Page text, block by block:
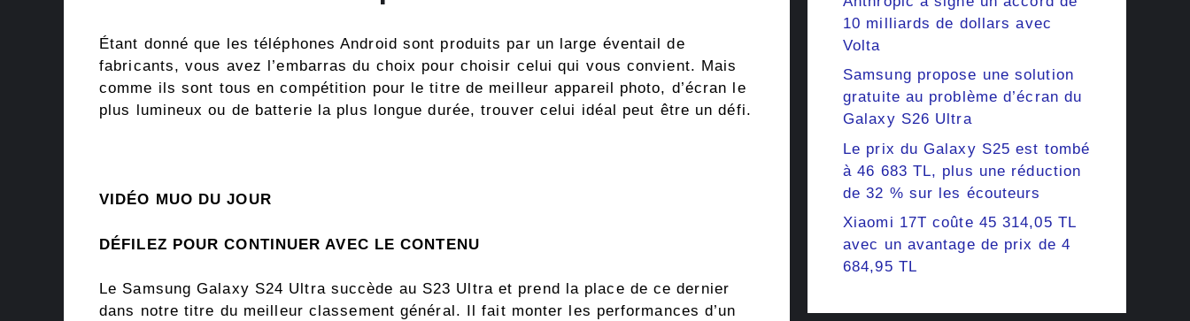
Étant donné que les téléphones Android sont produits par un large éventail de
fabricants, vous avez l’embarras du choix pour choisir celui qui vous convient. Mais
comme ils sont tous en compétition pour le titre de meilleur appareil photo, d’écran le
plus lumineux ou de batterie la plus longue durée, trouver celui idéal peut être un défi.
VIDÉO MUO DU JOUR
DÉFILEZ POUR CONTINUER AVEC LE CONTENU
Le Samsung Galaxy S24 Ultra succède au S23 Ultra et prend la place de ce dernier
dans notre titre du meilleur classement général. Il fait monter les performances d’un
10 milliards de dollars avec
Volta
Samsung propose une solution
gratuite au problème d’écran du
Galaxy S26 Ultra
Le prix du Galaxy S25 est tombé
à 46 683 TL, plus une réduction
de 32 % sur les écouteurs
Xiaomi 17T coûte 45 314,05 TL
avec un avantage de prix de 4
684,95 TL